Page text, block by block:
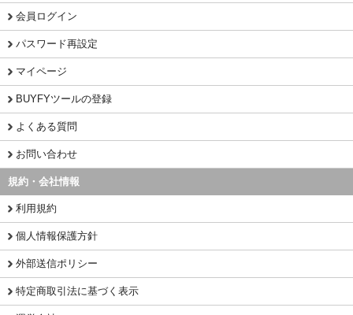
会員ログイン
パスワード再設定
マイページ
BUYFYツールの登録
よくある質問
お問い合わせ
規約・会社情報
利用規約
個人情報保護方針
外部送信ポリシー
特定商取引法に基づく表示